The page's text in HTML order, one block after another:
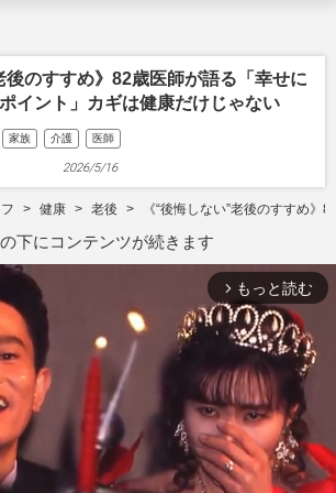
後のすすめ》82歳医師が語る「幸せに
イント」カギは健康だけじゃない
家族 介護 医師
2026/5/16
健康 老後 《“後悔しない”老後のすすめ
下にコンテンツが続きます
arrow_forward_ios もっと読む